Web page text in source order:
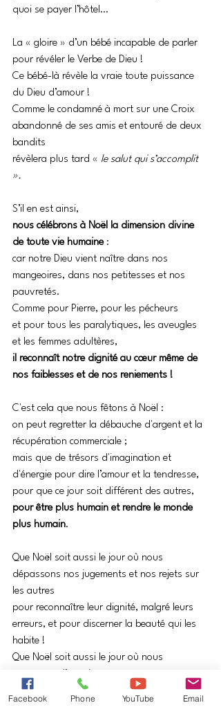
quoi se payer l’hôtel…
La « gloire » d’un bébé incapable de parler
pour révéler le Verbe de Dieu !
Ce bébé-là révèle la vraie toute puissance
du Dieu d’amour !
Comme le condamné à mort sur une Croix
abandonné de ses amis et entouré de deux
bandits
révèlera plus tard « le salut qui s’accomplit
».
S’il en est ainsi,
nous célébrons à Noël la dimension divine
de toute vie humaine :
car notre Dieu vient naître dans nos
mangeoires, dans nos petitesses et nos
pauvretés.
Comme pour Pierre, pour les pécheurs
et pour tous les paralytiques, les aveugles
et les femmes adultères,
il reconnaît notre dignité au cœur même de
nos faiblesses et de nos reniements !
C'est cela que nous fêtons à Noël :
on peut regretter la débauche d'argent et la
récupération commerciale ;
mais que de trésors d'imagination et
d'énergie pour dire l’amour et la tendresse,
pour que ce jour soit différent des autres,
pour être plus humain et rendre le monde
plus humain.
Que Noël soit aussi le jour où nous
dépassons nos jugements et nos rejets sur
les autres
pour reconnaître leur dignité, malgré leurs
erreurs, et pour discerner la beauté qui les
habite !
Que Noël soit aussi le jour où nous
parce que nous nous sentons rejoints par
Facebook Phone YouTube Email